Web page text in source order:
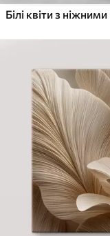
✓Яскраві,
✓Екологічний